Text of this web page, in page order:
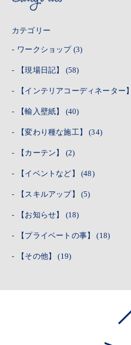
カテゴリー
ワークショップ (3)
【現場日記】 (58)
【インテリアコーディネーター
【輸入壁紙】 (40)
【変わり種な施工】(34)
【カーテン】 (2)
【イベントなど】(48)
【スキルアップ】(5)
【お知らせ】 (18)
【プライベートの事】(18)
【その他】(19)